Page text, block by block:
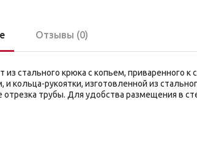
Отзывы (0)
из стального крюка с копьем, приваренного
и кольца-рукоятки, изготовленной из
отрезка трубы. Для удобства размещения в